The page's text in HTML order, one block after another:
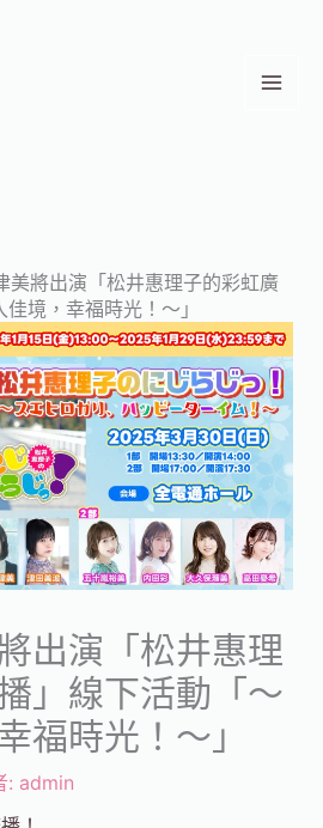
美將出演「松井惠理子的彩虹廣
境，幸福時光！～」
出演「松井惠理
」線下活動「～
福時光！～」
: admin